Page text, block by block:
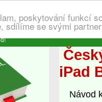
poskytování funkcí
sdílíme se svými
iPad
Návod k